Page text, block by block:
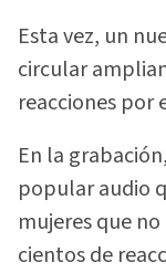
Esta vez, un
circular
reacciones
En la
popular audio
mujeres que
cientos de